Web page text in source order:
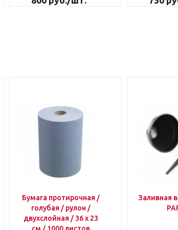
Бумага протирочная /
голубая / рулон /
двухслойная / 36 х 23
Заливная